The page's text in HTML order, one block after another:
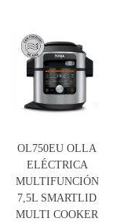
OL750EU OLLA
ELÉCTRICA
MULTIFUNCIÓN
7,5L SMARTLID
MULTI COOKER